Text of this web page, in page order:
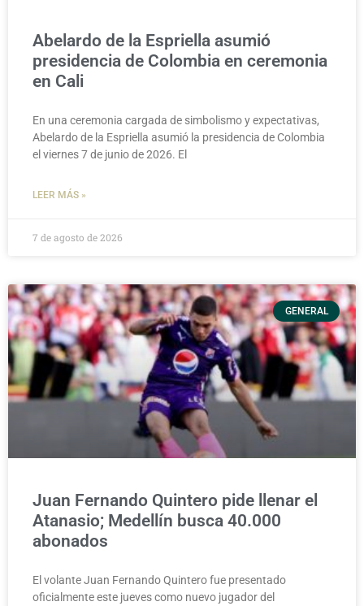
Abelardo de la Espriella asumió
presidencia de Colombia en ceremonia
en Cali
En una ceremonia cargada de simbolismo y expectativas,
Abelardo de la Espriella asumió la presidencia de Colombia
el viernes 7 de junio de 2026. El
LEER MÁS »
7 de agosto de 2026
GENERAL
Juan Fernando Quintero pide llenar el
Atanasio; Medellín busca 40.000
abonados
El volante Juan Fernando Quintero fue presentado
oficialmente este jueves como nuevo jugador del